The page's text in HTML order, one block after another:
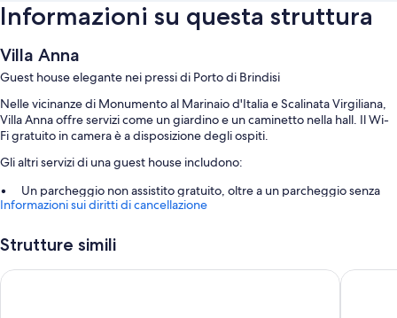
Informazioni su questa struttura
Villa Anna
Guest house elegante nei pressi di Porto di Brindisi
Nelle vicinanze di Monumento al Marinaio d'Italia e Scalinata Virgiliana,
Villa Anna offre servizi come un giardino e un caminetto nella hall. Il Wi-
Fi gratuito in camera è a disposizione degli ospiti.
Gli altri servizi di una guest house includono:
Un parcheggio non assistito gratuito, oltre a un parcheggio senza
limitazioni di orario (a pagamento)
check-in veloce
Griglie per barbecue, un distributore dell'acqua e servizi di
Informazioni sui diritti di cancellazione
Strutture simili
ibis Styles Brindisi Ostello